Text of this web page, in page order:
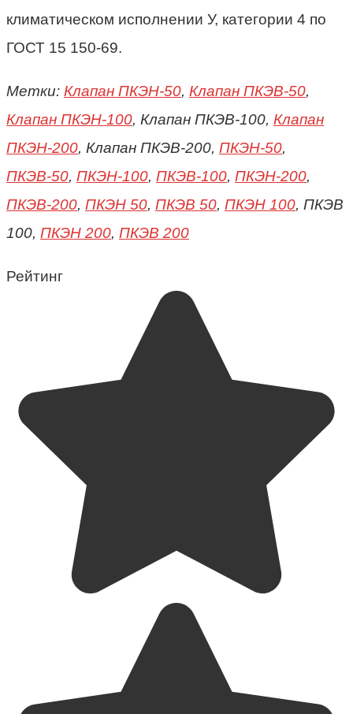
климатическом исполнении У, категории 4 по
ГОСТ 15 150-69.
Метки: Клапан ПКЭН-50, Клапан ПКЭВ-50,
Клапан ПКЭН-100, Клапан ПКЭВ-100, Клапан
ПКЭН-200, Клапан ПКЭВ-200, ПКЭН-50,
ПКЭВ-50, ПКЭН-100, ПКЭВ-100, ПКЭН-200,
ПКЭВ-200, ПКЭН 50, ПКЭВ 50, ПКЭН 100, ПКЭВ
100, ПКЭН 200, ПКЭВ 200
Рейтинг